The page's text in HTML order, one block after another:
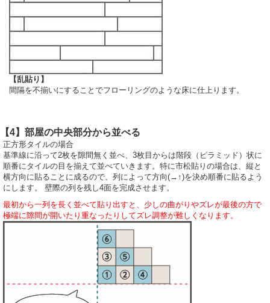
【乱貼り】
間隔を不揃いにすることでフローリングのような床に仕上ります。
【4】部屋の中央部分から並べる
正方形タイルの場合
基準線に沿って2枚を隙間無く並べ、3枚目からは階段（ピラミッド）状に
順番にタイルの目を揃えて並べていきます。特に市松貼りの場合は、縦と
横方向に貼ることに成るので、列によって方向(→↑)を決め順番に貼るよう
にします。 壁際の列を残し4面を完成させます。
最初から一列を長く並べて貼り出すと、少しの曲がりやズレが最後の方で
極端に隙間が開いたり重なったりしてズレ調整が難しくなります。